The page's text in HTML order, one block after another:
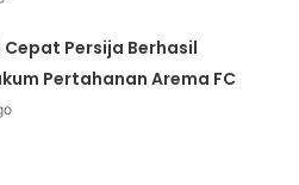
Cepat Persija Berhasil
Pertahanan Arema FC